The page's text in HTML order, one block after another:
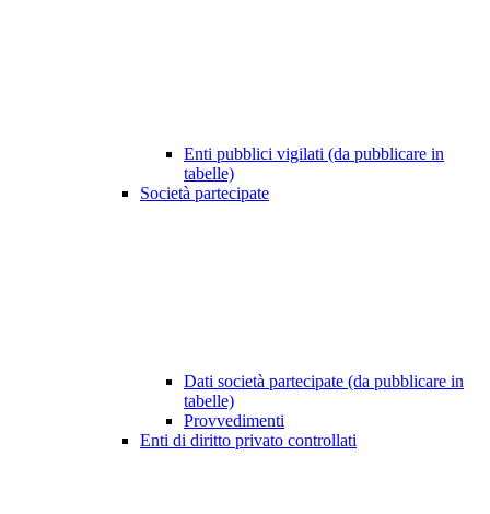
Enti pubblici vigilati (da pubblicare in
tabelle)
Società partecipate
Dati società partecipate (da pubblicare in
tabelle)
Provvedimenti
Enti di diritto privato controllati